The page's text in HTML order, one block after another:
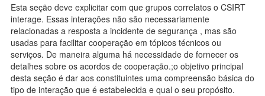
Esta seção deve explicitar com que grupos correlatos o CSIRT
interage. Essas interações não são necessariamente
relacionadas a resposta a incidente de segurança , mas são
usadas para facilitar cooperação em tópicos técnicos ou
serviços. De maneira alguma há necessidade de fornecer os
detalhes sobre os acordos de cooperação.;o objetivo principal
desta seção é dar aos constituintes uma compreensão básica do
tipo de interação que é estabelecida e qual o seu propósito.